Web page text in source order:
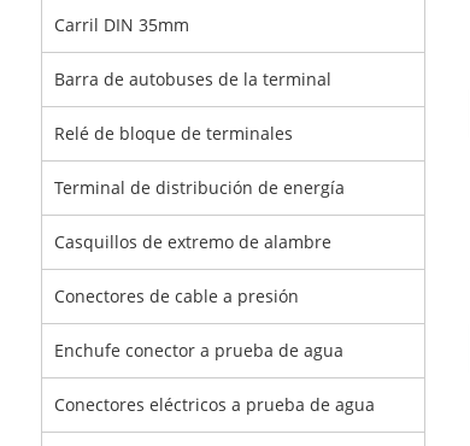
Carril DIN 35mm
Barra de autobuses de la terminal
Relé de bloque de terminales
Terminal de distribución de energía
Casquillos de extremo de alambre
Conectores de cable a presión
Enchufe conector a prueba de agua
Conectores eléctricos a prueba de agua